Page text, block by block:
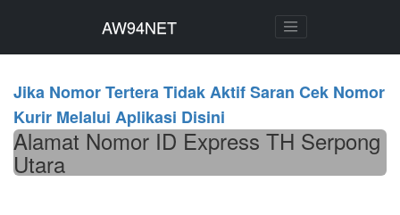
AW94NET
AW94NET
Jika Nomor Tertera Tidak Aktif Saran Cek Nomor
Kurir Melalui Aplikasi Disini
Alamat Nomor ID Express TH Serpong
Utara